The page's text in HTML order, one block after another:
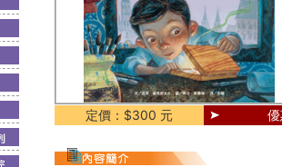
定價：$300 元